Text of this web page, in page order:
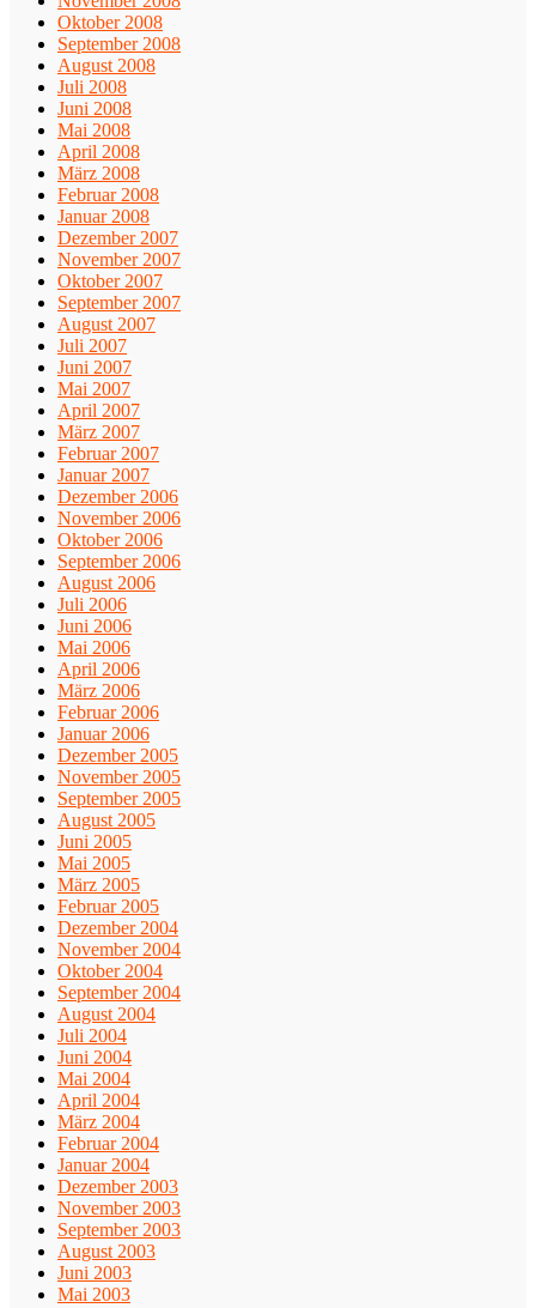
Oktober 2008
September 2008
August 2008
Juli 2008
Juni 2008
Mai 2008
April 2008
März 2008
Februar 2008
Januar 2008
Dezember 2007
November 2007
Oktober 2007
September 2007
August 2007
Juli 2007
Juni 2007
Mai 2007
April 2007
März 2007
Februar 2007
Januar 2007
Dezember 2006
November 2006
Oktober 2006
September 2006
August 2006
Juli 2006
Juni 2006
Mai 2006
April 2006
März 2006
Februar 2006
Januar 2006
Dezember 2005
November 2005
September 2005
August 2005
Juni 2005
Mai 2005
März 2005
Februar 2005
Dezember 2004
November 2004
Oktober 2004
September 2004
August 2004
Juli 2004
Juni 2004
Mai 2004
April 2004
März 2004
Februar 2004
Januar 2004
Dezember 2003
November 2003
September 2003
August 2003
Juni 2003
Mai 2003